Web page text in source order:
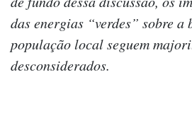
das energias “verdes” sobre a
população local seguem
desconsiderados.